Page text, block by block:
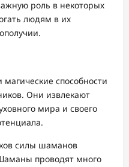
роль в некоторых
людям в их
способности
Они извлекают
мира и своего
силы шаманов
проводят много